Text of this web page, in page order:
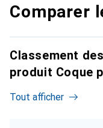
Comparer
Classement
produit Coque
Tout afficher